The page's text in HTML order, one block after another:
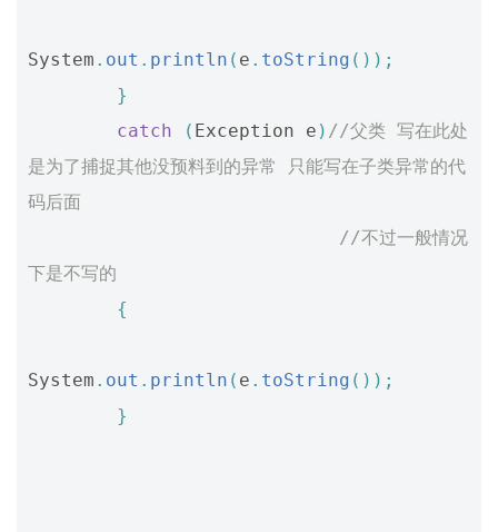
System . out . println ( e . toString ());
}
catch
( Exception e ) //父类 写在此处
是为了捕捉其他没预料到的异常 只能写在子类异常的代
码后面
//不过一般情况
下是不写的
{
System . out . println ( e . toString ());
}